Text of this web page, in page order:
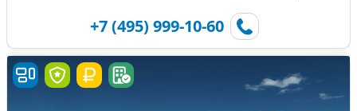
+7 (495) 999-10-60